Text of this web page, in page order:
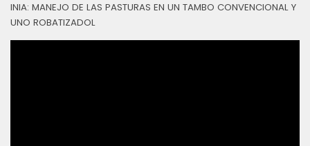
INIA: MANEJO DE LAS PASTURAS EN UN TAMBO CONVENCIONAL Y
UNO ROBATIZADOL